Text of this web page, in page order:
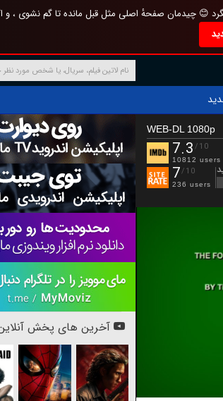
😊 چیدمان صفحهٔ اصلی مثل قبل مانده تا گم نشوی ،
WEB-DL 1080p
7.3 /10
10812 users
7/10
236 users
آخرین های پخش